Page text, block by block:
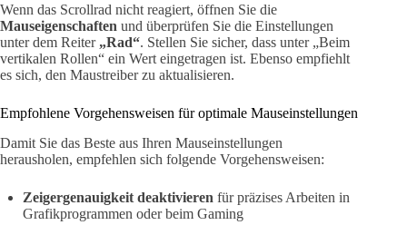
Wenn das Scrollrad nicht reagiert, öffnen Sie die
Mauseigenschaften und überprüfen Sie die Einstellungen
unter dem Reiter „Rad“. Stellen Sie sicher, dass unter „Beim
vertikalen Rollen“ ein Wert eingetragen ist. Ebenso empfiehlt
es sich, den Maustreiber zu aktualisieren.
Empfohlene Vorgehensweisen für optimale Mauseinstellungen
Damit Sie das Beste aus Ihren Mauseinstellungen
herausholen, empfehlen sich folgende Vorgehensweisen:
Zeigergenauigkeit deaktivieren für präzises Arbeiten in
Grafikprogrammen oder beim Gaming